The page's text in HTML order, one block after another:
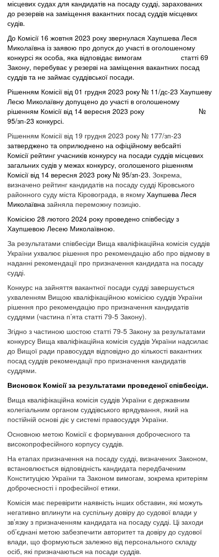
місцевих судах для кандидатів на посаду судді, зарахованих
до резервів на заміщення вакантних посад суддів місцевих
судів.
До Комісії 16 жовтня 2023 року звернулася Хаупшева Леся
Миколаївна із заявою про допуск до участі в оголошеному
конкурсі як особа, яка відповідає вимогам статті 69
Закону, перебуває у резерві на заміщення вакантних посад
суддів та не займає суддівської посади.
Рішенням Комісії від 01 грудня 2023 року № 11/дс-23 Хаупшеву
Лесю Миколаївну допущено до участі в оголошеному
рішенням Комісії від 14 вересня 2023 року №
95/зп-23 конкурсі.
Рішенням Комісії від 19 грудня 2023 року № 177/зп-23
затверджено та оприлюднено на офіційному вебсайті
Комісії рейтинг учасників конкурсу на посади суддів місцевих
загальних судів у межах конкурсу, оголошеного рішенням
Комісії від 14 вересня 2023 року № 95/зп-23. Зокрема,
визначено рейтинг кандидатів на посаду судді Кіровського
районного суду міста Кіровограда, в якому Хаупшева Леся
Миколаївна зайняла переможну позицію.
Комісією 28 лютого 2024 року проведено співбесіду з
Хаупшевою Лесею Миколаївною.
За результатами співбесіди Вища кваліфікаційна комісія суддів
України ухвалює рішення про рекомендацію або про відмову в
наданні рекомендації про призначення кандидата на посаду
судді.
Конкурс на зайняття вакантної посади судді завершується
ухваленням Вищою кваліфікаційною комісією суддів України
рішення про рекомендацію про призначення кандидатів
суддями (частина п’ята статті 79-5 Закону).
Згідно з частиною шостою статті 79-5 Закону за результатами
конкурсу Вища кваліфікаційна комісія суддів України надсилає
до Вищої ради правосуддя відповідно до кількості вакантних
посад суддів рекомендації про призначення кандидатів
суддями.
Висновок Комісії за результатами проведеної співбесіди.
Вища кваліфікаційна комісія суддів України є державним
колегіальним органом суддівського врядування, який на
постійній основі діє у системі правосуддя України.
Основною метою Комісії є формування доброчесного та
високопрофесійного корпусу суддів.
На етапах призначення на посаду судді, визначених Законом,
встановлюється відповідність кандидата передбаченим
Конституцією України та Законом вимогам, зокрема критеріям
доброчесності і професійної етики.
Комісія має перевірити наявність інших обставин, які можуть
негативно вплинути на суспільну довіру до судової влади у
зв’язку з призначенням кандидата на посаду судді. Ці заходи
об’єднані метою забезпечити авторитет та довіру до судової
влади, що формуються залежно від персонального складу
осіб, які призначаються на посади суддів.